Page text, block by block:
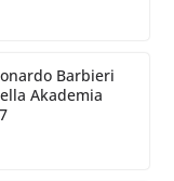
Barbieri
Akademia